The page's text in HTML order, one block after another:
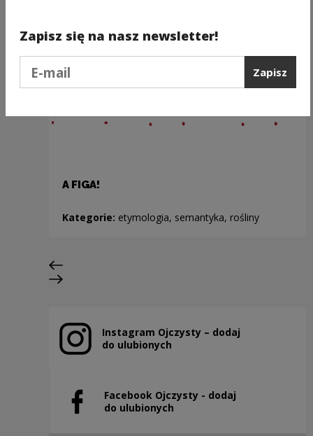
A FIGA!
Kategorie: etymologia, semantyka, rośliny
Poprzedni slajd
Następny slajd
Instagram Ojczysty – dodaj
do ulubionych
Uwaga, link zostanie otwarty w nowym oknie
Facebook Ojczysty - dodaj
do ulubionych
Uwaga, link zostanie otwarty w nowym oknie
Zapisz się na nasz newsletter!
Zapisz